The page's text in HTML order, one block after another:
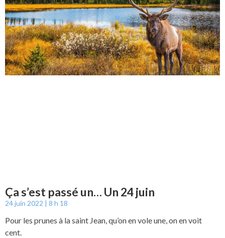
Ça s’est passé un… Un 24 juin
24 juin 2022 8 h 18
Pour les prunes à la saint Jean, qu’on en vole une, on en voit
cent.